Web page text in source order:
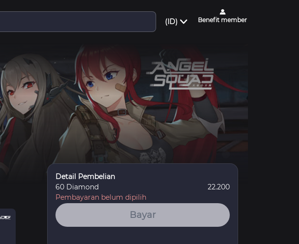
(ID) Benefit member
Detail Pembelian
60 Diamond
22.200
Pembayaran belum dipilih
Bayar